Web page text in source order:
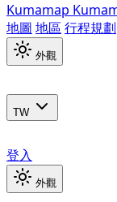
Kumamap
地圖 地區 行程規劃
外觀
TW
登入
外觀